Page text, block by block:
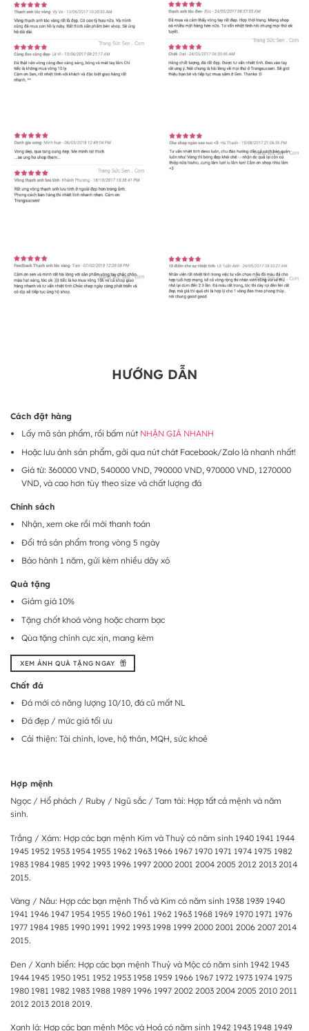
HƯỚNG DẪN
Cách đặt hàng
Lấy mã sản phẩm, rồi bấm nút NHẬN GIÁ NHANH
Hoặc lưu ảnh sản phẩm, gởi qua nút chát Facebook/Zalo là nhanh nhất!
Giá từ: 360000 VND, 540000 VND, 790000 VND, 970000 VND, 1270000
VND, và cao hơn tùy theo size và chất lượng đá
Chính sách
Nhận, xem oke rồi mới thanh toán
Đổi trả sản phẩm trong vòng 5 ngày
Bảo hành 1 năm, gửi kèm nhiều dây xỏ
Quà tặng
Giảm giá 10%
Tặng chốt khoá vòng hoặc charm bạc
Qùa tặng chính cực xịn, mang kèm
XEM ẢNH QUÀ TẶNG NGAY
Chất đá
Đá mới có năng lượng 10/10, đá cũ mất NL
Đá đẹp / mức giá tối ưu
Cải thiện: Tài chính, love, hộ thân, MQH, sức khoẻ
Hợp mệnh
Ngọc / Hổ phách / Ruby / Ngũ sắc / Tam tài: Hợp tất cả mệnh và năm
sinh.
Trắng / Xám: Hợp các bạn mệnh Kim và Thuỷ có năm sinh 1940 1941 1944
1945 1952 1953 1954 1955 1962 1963 1966 1967 1970 1971 1974 1975 1982
1983 1984 1985 1992 1993 1996 1997 2000 2001 2004 2005 2012 2013 2014
2015.
Vàng / Nâu: Hợp các bạn mệnh Thổ và Kim có năm sinh 1938 1939 1940
1941 1946 1947 1954 1955 1960 1961 1962 1963 1968 1969 1970 1971 1976
1977 1984 1985 1990 1991 1992 1993 1998 1999 2000 2001 2006 2007 2014
2015.
Đen / Xanh biển: Hợp các bạn mệnh Thuỷ và Mộc có năm sinh 1942 1943
1944 1945 1950 1951 1952 1953 1958 1959 1966 1967 1972 1973 1974 1975
1980 1981 1982 1983 1988 1989 1996 1997 2002 2003 2004 2005 2010 2011
2012 2013 2018 2019.
Xanh lá: Hợp các bạn mệnh Mộc và Hoả có năm sinh 1942 1943 1948 1949